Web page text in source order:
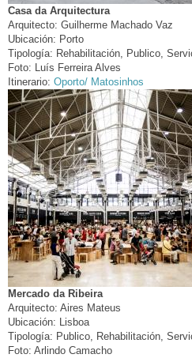
Casa da Arquitectura
Arquitecto: Guilherme Machado Vaz
Ubicación: Porto
Tipología: Rehabilitación, Publico,
Foto: Luís Ferreira Alves
Itinerario: Oporto/ Matosinhos
Mercado da Ribeira
Arquitecto: Aires Mateus
Ubicación: Lisboa
Tipología: Publico, Rehabilitación,
Foto: Arlindo Camacho